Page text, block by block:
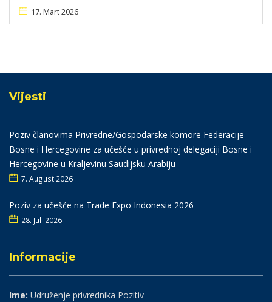
17. Mart 2026
Vijesti
Poziv članovima Privredne/Gospodarske komore Federacije
Bosne i Hercegovine za učešće u privrednoj delegaciji Bosne i
Hercegovine u Kraljevinu Saudijsku Arabiju
7. August 2026
Poziv za učešće na Trade Expo Indonesia 2026
28. Juli 2026
Informacije
Ime: Udruženje privrednika Pozitiv